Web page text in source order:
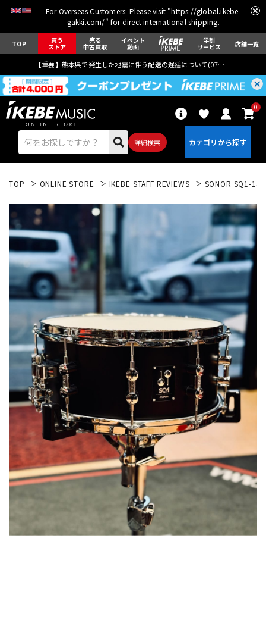
For Overseas Customers: Please visit "https://global.ikebe-
gakki.com/" for direct international shipping.
TOP 買う
ストア
売る
中古買取
イベント
動画
学割
サービス 店舗一覧
【重要】熊本県で発生した地震に伴う配送の遅延について(07月29日
詳細検索
0
エレキギター アコギ/エレアコ
ベース ウクレレ
ドラム パーカッション
キーボード 電子ピアノ
管楽器 その他楽器
アンプ エフェクター
TOP ONLINE STORE IKEBE STAFF REVIEWS SONOR SQ1-